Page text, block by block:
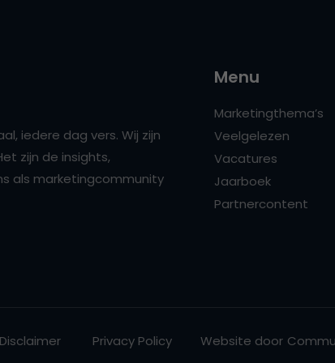
iedere dag vers. Wij zijn
zijn de insights,
als marketingcommunity
Menu
Marketingthema’s
Veelgelezen
Vacatures
Jaarboek
Partnercontent
Disclaimer Privacy Policy Website door